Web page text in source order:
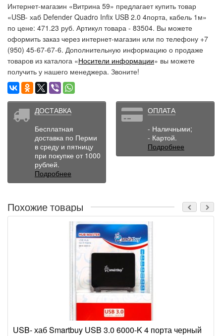
Интернет-магазин «Витрина 59» предлагает купить товар
«USB- хаб Defender Quadro Infix USB 2.0 4порта, кабель 1м»
по цене: 471.23 руб. Артикул товара - 83504. Вы можете
оформить заказ через интернет-магазин или по телефону +7
(950) 45-67-67-6. Дополнительную информацию о продаже
товаров из каталога «Носители информации» вы можете
получить у нашего менеджера. Звоните!
ДОСТАВКА
Бесплатная
доставка по Перми
в среду и пятницу
при покупке от 1000
рублей.
Подробнее
ОПЛАТА
- Наличными;
- Картой.
Подробнее
Похожие товары
USB- хаб Smartbuy USB 3.0 6000-K 4 порта черный